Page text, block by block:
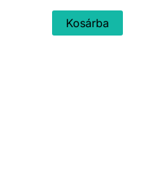
was:
549 Ft.
Kosárba